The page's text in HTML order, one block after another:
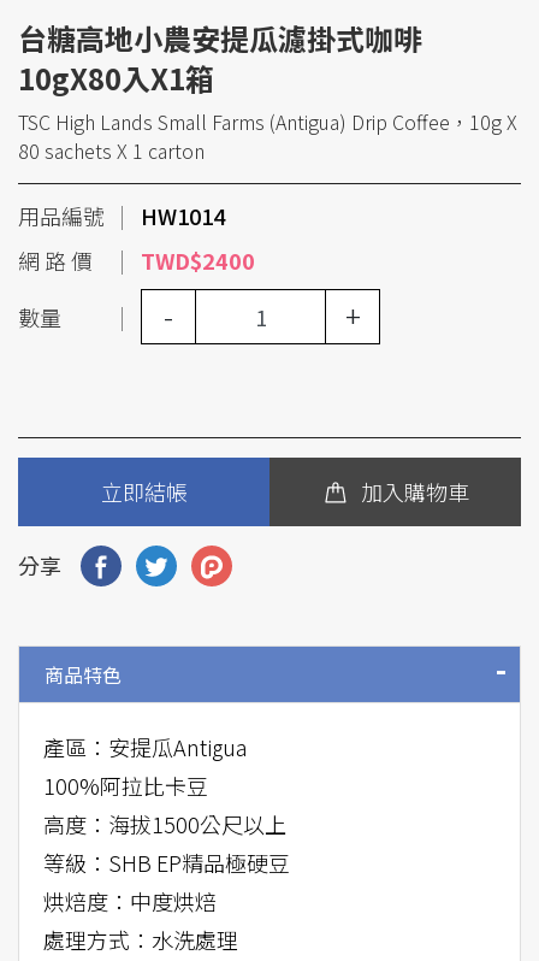
台糖高地小農安提瓜濾掛式咖啡
10gX80入X1箱
TSC High Lands Small Farms (Antigua) Drip Coffee，10g X
80 sachets X 1 carton
用品編號
HW1014
網 路 價
TWD$2400
數量
- +
立即結帳 加入購物車
分享
商品特色
產區：安提瓜Antigua
100%阿拉比卡豆
高度：海拔1500公尺以上
等級：SHB EP精品極硬豆
烘焙度：中度烘焙
處理方式：水洗處理